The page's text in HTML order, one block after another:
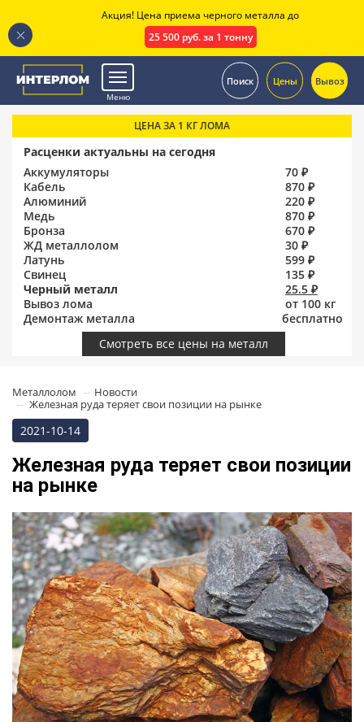
Меню
Поиск Цены Вывоз
ЦЕНА ЗА 1 КГ ЛОМА
Расценки актуальны на сегодня
Аккумуляторы
70 ₽
Кабель
870 ₽
Алюминий
220 ₽
Медь
870 ₽
Бронза
670 ₽
ЖД металлолом
30 ₽
Латунь
599 ₽
Свинец
135 ₽
Черный металл
25.5 ₽
Вывоз лома
от 100 кг
Демонтаж металла
бесплатно
Смотреть все цены на металл
Металлолом
Новости
Железная руда теряет свои позиции на рынке
2021-10-14
Железная руда теряет свои позиции
на рынке
Акция! Цена приема черного металла до
25 500 руб. за 1 тонну
.